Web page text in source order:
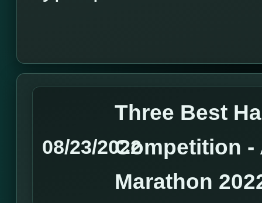
08/23/2022
Three Best
Competition -
Marathon